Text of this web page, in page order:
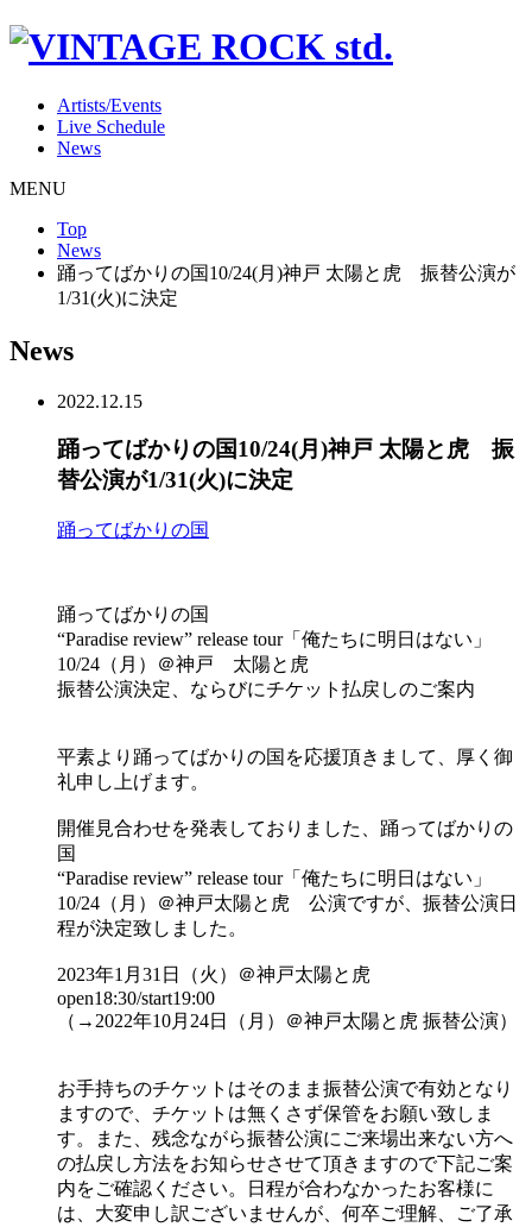
Artists/Events
Live Schedule
News
MENU
Top
News
踊ってばかりの国10/24(月)神戸 太陽と虎 振替公演が
1/31(火)に決定
News
2022.12.15
踊ってばかりの国10/24(月)神戸 太陽と虎 振
替公演が1/31(火)に決定
踊ってばかりの国
踊ってばかりの国
“Paradise review” release tour「俺たちに明日はない」
10/24（月）＠神戸 太陽と虎
振替公演決定、ならびにチケット払戻しのご案内
平素より踊ってばかりの国を応援頂きまして、厚く御
礼申し上げます。
開催見合わせを発表しておりました、踊ってばかりの
国
“Paradise review” release tour「俺たちに明日はない」
10/24（月）＠神戸太陽と虎 公演ですが、振替公演日
程が決定致しました。
2023年1月31日（火）＠神戸太陽と虎
open18:30/start19:00
（→2022年10月24日（月）＠神戸太陽と虎 振替公演）
お手持ちのチケットはそのまま振替公演で有効となり
ますので、チケットは無くさず保管をお願い致しま
す。また、残念ながら振替公演にご来場出来ない方へ
の払戻し方法をお知らせさせて頂きますので下記ご案
内をご確認ください。日程が合わなかったお客様に
は、大変申し訳ございませんが、何卒ご理解、ご了承